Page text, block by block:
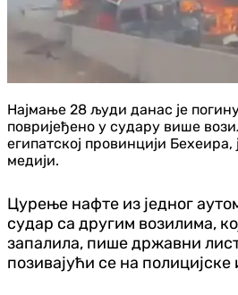
Најмање 28 људи данас је
повријеђено у судару више
египатској провинцији
медији.
Цурење нафте из једног
судар са другим возилима,
запалила, пише државни
позивајући се на полицијске